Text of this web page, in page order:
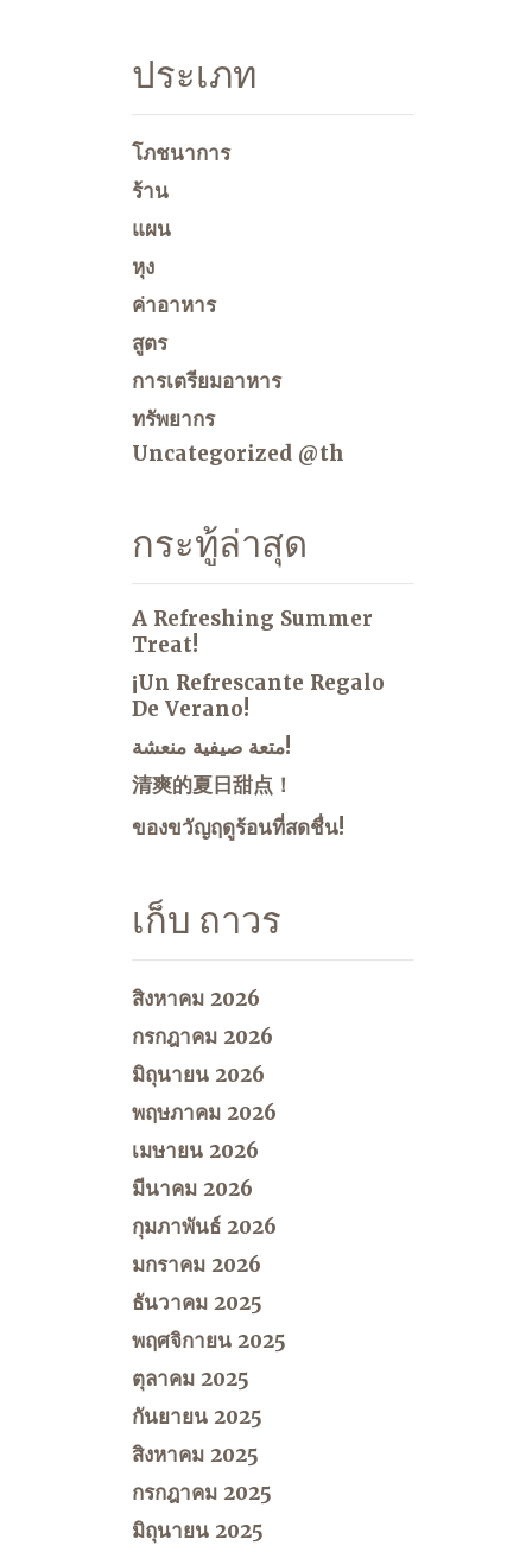
ประเภท
โภชนาการ
ร้าน
แผน
หุง
ค่าอาหาร
สูตร
การเตรียมอาหาร
ทรัพยากร
Uncategorized @th
กระทู้ล่าสุด
A Refreshing Summer
Treat!
¡Un Refrescante Regalo
De Verano!
متعة صيفية منعشة!
清爽的夏日甜点！
ของขวัญฤดูร้อนที่สดชื่น!
เก็บ ถาวร
สิงหาคม 2026
กรกฎาคม 2026
มิถุนายน 2026
พฤษภาคม 2026
เมษายน 2026
มีนาคม 2026
กุมภาพันธ์ 2026
มกราคม 2026
ธันวาคม 2025
พฤศจิกายน 2025
ตุลาคม 2025
กันยายน 2025
สิงหาคม 2025
กรกฎาคม 2025
มิถุนายน 2025